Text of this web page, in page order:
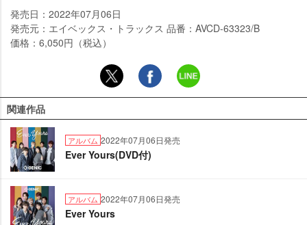
発売日：2022年07月06日
発売元：エイベックス・トラックス 品番：AVCD-63323/B
価格：6,050円（税込）
関連作品
アルバム 2022年07月06日発売
Ever Yours(DVD付)
アルバム 2022年07月06日発売
Ever Yours